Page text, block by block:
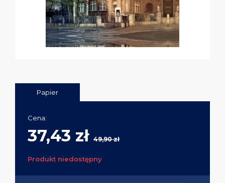
Papier
Cena:
37,43 zł 49,90 zł
Produkt niedostępny